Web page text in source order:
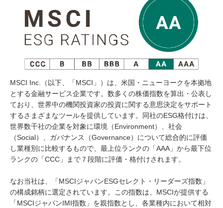
MSCI Inc.（以下、「MSCI」）は、米国・ニューヨークを本拠地
とする金融サービス企業です。数多くの株価指数を算出・公表し
ており、世界中の機関投資家の投資に関する意思決定をサポート
するさまざまなツールを提供しています。同社のESG格付けは、
世界数千社の企業を対象に環境（Environment）、社会
（Social）、ガバナンス（Governance）について総合的に評価
し業種別に比較するもので、最上位ランクの「AAA」から最下位
ランクの「CCC」まで７段階に評価・格付けされます。
なお当社は、「MSCIジャパンESGセレクト・リーダーズ指数」
の構成銘柄に選定されています。この指数は、MSCIが提供する
「MSCIジャパンIMI指数」を親指数とし、各業種内において相対